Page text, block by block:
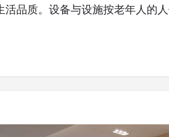
品质。设备与设施按老年人的